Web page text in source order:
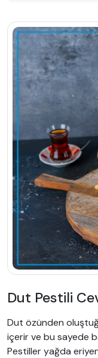
Dut Pestili
Dut özünden
içerir ve bu sayede
Pestiller yağda